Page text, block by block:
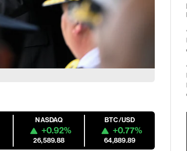
NASDAQ
+0.92%
26,589.88
BTC/USD
+0.77%
64,889.89